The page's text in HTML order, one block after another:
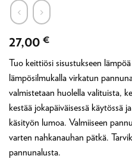
27,00 €
Tuo keittiösi sisustukseen
lämpösilmukalla virkatun
valmistetaan huolella valituista,
kestää jokapäiväisessä käytössä
käsityön lumoa. Valmiiseen
varten nahkanauhan pätkä.
pannunalusta.